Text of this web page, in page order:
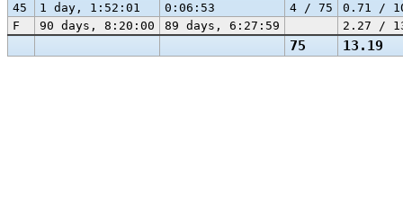
75 13.19
45
1 day, 1:52:01 0:06:53 4 / 75
0.71 /
F
90 days, 8:20:00 89 days, 6:27:59 2.27 /